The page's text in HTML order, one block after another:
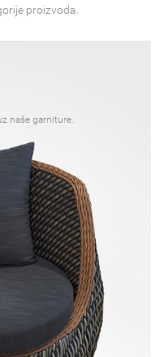
proizvoda.
naše garniture.